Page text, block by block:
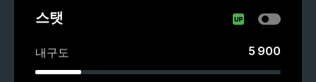
스탯
내구도 5 900